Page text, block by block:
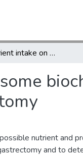
Effect of nutrient intake on some biochemical parameters in the first six months after sleeve gastrectomy
nutrient and
and to